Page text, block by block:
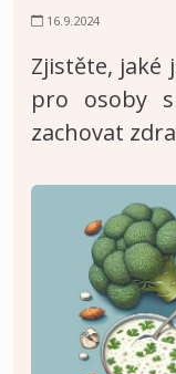
16.9.2024
Zjistěte, jaké
pro osoby
zachovat